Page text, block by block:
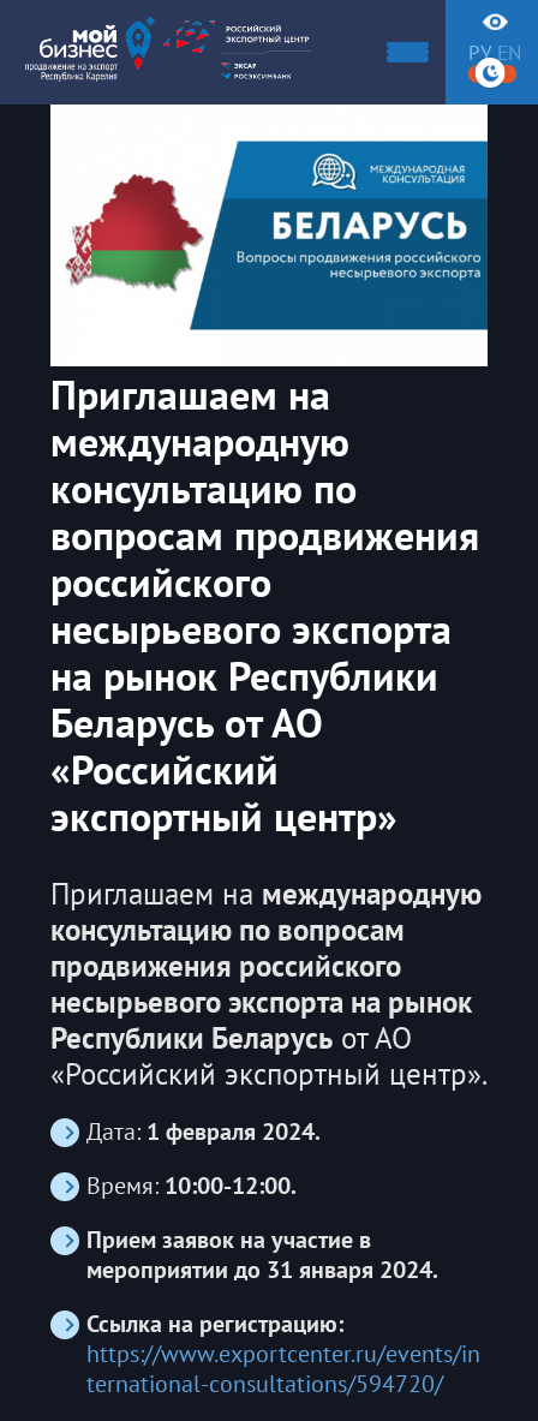
РУ EN
Приглашаем на
международную
консультацию по
вопросам продвижения
российского
несырьевого экспорта
на рынок Республики
Беларусь от АО
«Российский
экспортный центр»
Приглашаем на международную
консультацию по вопросам
продвижения российского
несырьевого экспорта на рынок
Республики Беларусь от АО
«Российский экспортный центр».
Дата: 1 февраля 2024.
Время: 10:00-12:00.
Прием заявок на участие в
мероприятии до 31 января 2024.
Ссылка на регистрацию:
https://www.exportcenter.ru/events/in
ternational-consultations/594720/